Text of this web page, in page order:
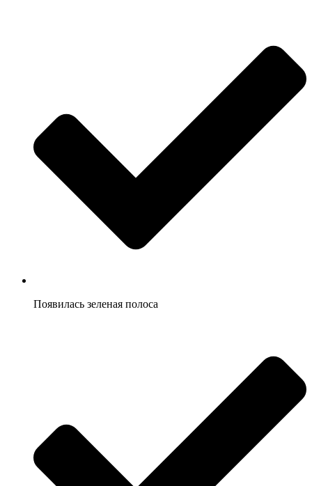
Появилась зеленая полоса